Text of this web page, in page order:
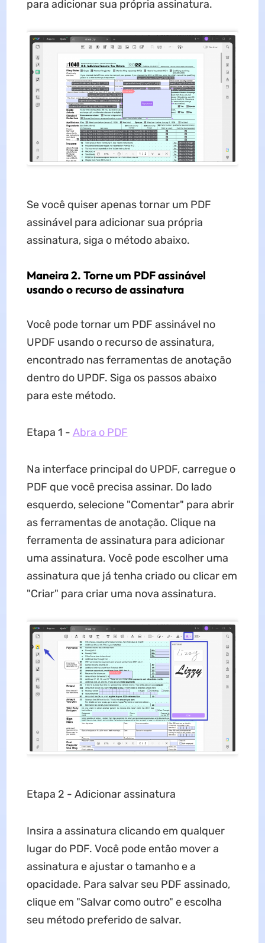
para adicionar sua própria assinatura.
Se você quiser apenas tornar um PDF
assinável para adicionar sua própria
assinatura, siga o método abaixo.
Maneira 2. Torne um PDF assinável
usando o recurso de assinatura
Você pode tornar um PDF assinável no
UPDF usando o recurso de assinatura,
encontrado nas ferramentas de anotação
dentro do UPDF. Siga os passos abaixo
para este método.
Etapa 1 - Abra o PDF
Na interface principal do UPDF, carregue o
PDF que você precisa assinar. Do lado
esquerdo, selecione "Comentar" para abrir
as ferramentas de anotação. Clique na
ferramenta de assinatura para adicionar
uma assinatura. Você pode escolher uma
assinatura que já tenha criado ou clicar em
"Criar" para criar uma nova assinatura.
Etapa 2 - Adicionar assinatura
Insira a assinatura clicando em qualquer
lugar do PDF. Você pode então mover a
assinatura e ajustar o tamanho e a
opacidade. Para salvar seu PDF assinado,
clique em "Salvar como outro" e escolha
seu método preferido de salvar.